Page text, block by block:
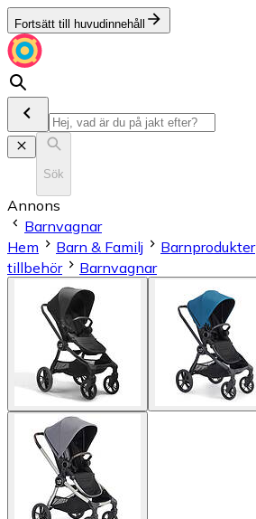
Fortsätt till huvudinnehåll
Sök
Annons
Barnvagnar
Hem
Barn & Familj Barnprodukter
tillbehör
Barnvagnar